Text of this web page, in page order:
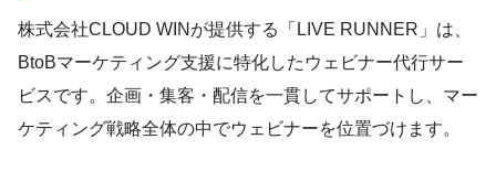
株式会社CLOUD WINが提供する「LIVE RUNNER」は、
BtoBマーケティング支援に特化したウェビナー代行サー
ビスです。企画・集客・配信を一貫してサポートし、マー
ケティング戦略全体の中でウェビナーを位置づけます。